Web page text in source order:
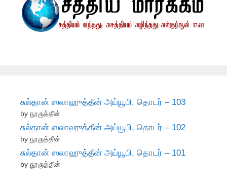
சுல்தான் ஸலாஹுத்தீன் அய்யூபி, தொடர் – 103
by நூருத்தீன்
சுல்தான் ஸலாஹுத்தீன் அய்யூபி, தொடர் – 102
by நூருத்தீன்
சுல்தான் ஸலாஹுத்தீன் அய்யூபி, தொடர் – 101
by நூருத்தீன்